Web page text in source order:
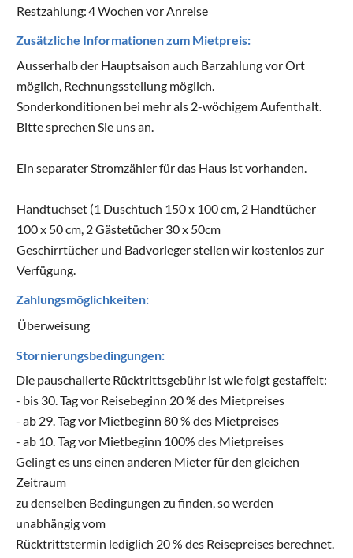
Restzahlung:4 Wochen vor Anreise
Zusätzliche Informationen zum Mietpreis:
Ausserhalb der Hauptsaison auch Barzahlung vor Ort
möglich, Rechnungsstellung möglich.
Sonderkonditionen bei mehr als 2-wöchigem Aufenthalt.
Bitte sprechen Sie uns an.
Ein separater Stromzähler für das Haus ist vorhanden.
Handtuchset (1 Duschtuch 150 x 100 cm, 2 Handtücher
100 x 50 cm, 2 Gästetücher 30 x 50cm
Geschirrtücher und Badvorleger stellen wir kostenlos zur
Verfügung.
Zahlungsmöglichkeiten:
Überweisung
Stornierungsbedingungen:
Die pauschalierte Rücktrittsgebühr ist wie folgt gestaffelt:
- bis 30. Tag vor Reisebeginn 20 % des Mietpreises
- ab 29. Tag vor Mietbeginn 80 % des Mietpreises
- ab 10. Tag vor Mietbeginn 100% des Mietpreises
Gelingt es uns einen anderen Mieter für den gleichen
Zeitraum
zu denselben Bedingungen zu finden, so werden
unabhängig vom
Rücktrittstermin lediglich 20 % des Reisepreises berechnet.